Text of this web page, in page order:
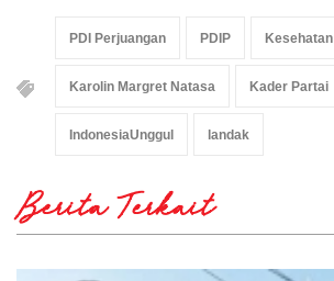
PDI Perjuangan PDIP Kesehatan
Karolin Margret Natasa Kader Partai
IndonesiaUnggul landak
Berita Terkait